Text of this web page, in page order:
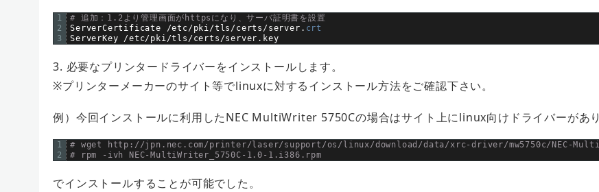
1
2
3
# 追加：1.2より管理画面がhttpsになり、サーバ証明書を設置
ServerCertificate
/etc/pki/tls /certs /server . crt
ServerKey
/etc/pki/tls /certs /server . key
3. 必要なプリンタードライバーをインストールします。
※プリンターメーカーのサイト等でlinuxに対するインストール方法をご確認下さい。
例）今回インストールに利用したNEC MultiWriter 5750Cの場合はサイト上にlinux向けドライバーがあり
1
2
# wget http://jpn.nec.com/printer/laser/support/os/linux/download/data/xrc-driver/mw5750c/NEC-
# rpm -ivh NEC-MultiWriter_5750C-1.0-1.i386.rpm
でインストールすることが可能でした。